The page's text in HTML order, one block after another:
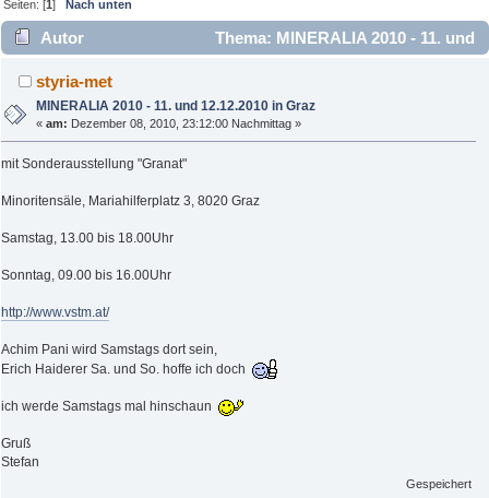
Seiten: [1]Nach unten
Autor
Thema: MINERALIA 2010 - 11. und
12.12.2010 in Graz (Gelesen 2921 mal)
styria-met
MINERALIA 2010 - 11. und 12.12.2010 in Graz
«am: Dezember 08, 2010, 23:12:00 Nachmittag »
mit Sonderausstellung "Granat"
Minoritensäle, Mariahilferplatz 3, 8020 Graz
Samstag, 13.00 bis 18.00Uhr
Sonntag, 09.00 bis 16.00Uhr
http://www.vstm.at/
Achim Pani wird Samstags dort sein,
Erich Haiderer Sa. und So. hoffe ich doch
ich werde Samstags mal hinschaun
Gruß
Stefan
Gespeichert